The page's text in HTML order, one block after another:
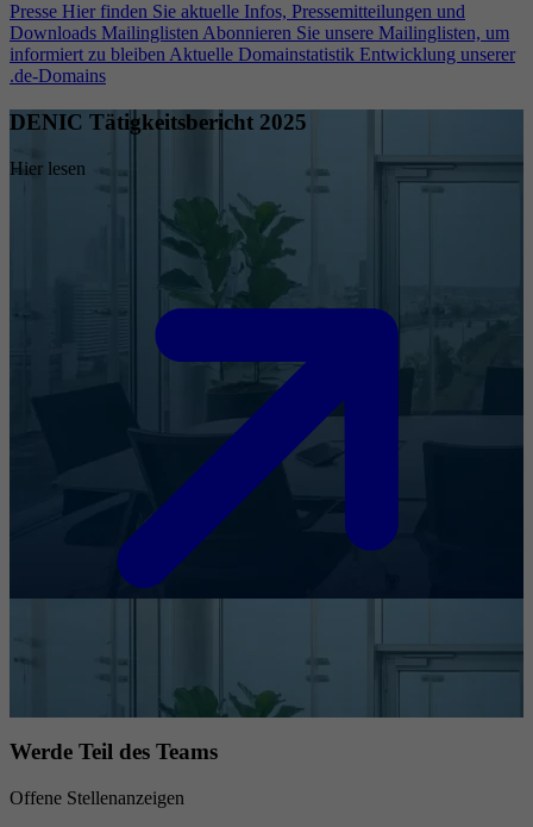
Presse Hier finden Sie aktuelle Infos, Pressemitteilungen und
Downloads Mailinglisten Abonnieren Sie unsere Mailinglisten, um
informiert zu bleiben Aktuelle Domainstatistik Entwicklung unserer
.de-Domains
DENIC Tätigkeitsbericht 2025
Hier lesen
Werde Teil des Teams
Offene Stellenanzeigen